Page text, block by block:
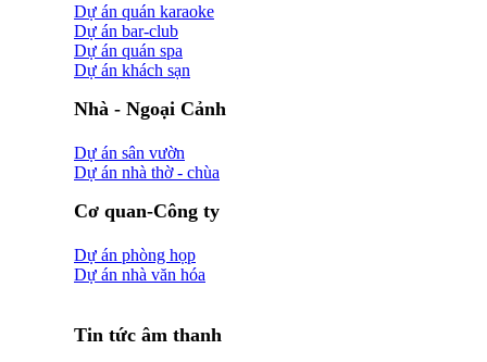
Dự án quán karaoke
Dự án bar-club
Dự án quán spa
Dự án khách sạn
Nhà - Ngoại Cảnh
Dự án sân vườn
Dự án nhà thờ - chùa
Cơ quan-Công ty
Dự án phòng họp
Dự án nhà văn hóa
Tin tức âm thanh